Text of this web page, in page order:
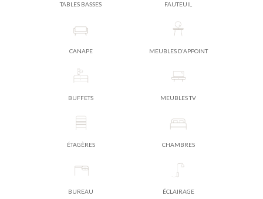
TABLES BASSES FAUTEUIL
CANAPE MEUBLES D'APPOINT
BUFFETS MEUBLES TV
ÉTAGÈRES CHAMBRES
BUREAU ÉCLAIRAGE